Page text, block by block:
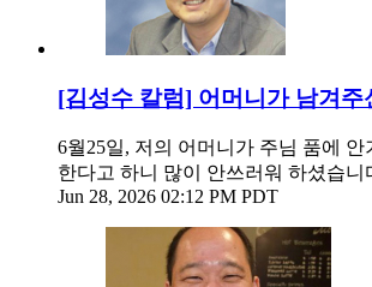
[김성수 칼럼] 어머니가 남겨주
6월25일, 저의 어머니가 주님 품에
한다고 하니 많이 안쓰러워 하셨습
Jun 28, 2026 02:12 PM PDT